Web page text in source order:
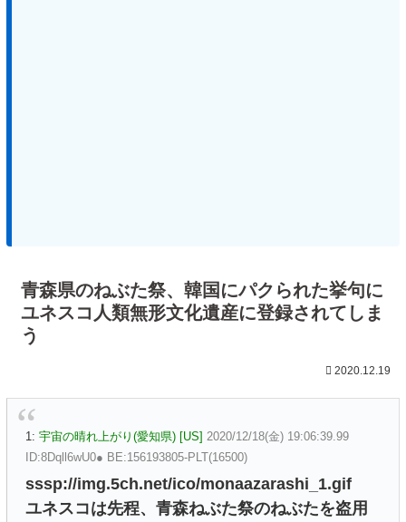
青森県のねぶた祭、韓国にパクられた挙句に
ユネスコ人類無形文化遺産に登録されてしま
う
2020.12.19
1: 宇宙の晴れ上がり(愛知県) [US] 2020/12/18(金) 19:06:39.99
ID:8Dqll6wU0● BE:156193805-PLT(16500)
sssp://img.5ch.net/ico/monaazarashi_1.gif
ユネスコは先程、青森ねぶた祭のねぶたを盗用